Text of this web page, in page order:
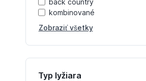
kombinované
Zobraziť všetky
Typ lyžiara